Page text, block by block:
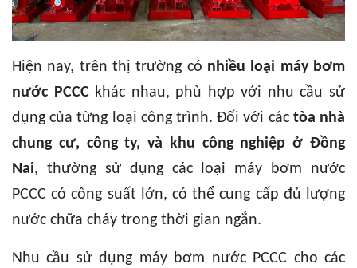
Hiện nay, trên thị trường có nhiều loại máy bơm
nước PCCCkhác nhau, phù hợp với nhu cầu sử
dụng của từng loại công trình. Đối với các tòa nhà
chung cư, công ty, và khu công nghiệp ở Đồng
Nai, thường sử dụng các loại máy bơm nước
PCCC có công suất lớn, có thể cung cấp đủ lượng
nước chữa cháy trong thời gian ngắn.
Nhu cầu sử dụng máy bơm nước PCCC cho các